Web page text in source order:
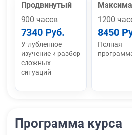
Продвинутый
900 часов
7340 Руб.
Углубленное
изучение и разбор
сложных
ситуаций
1200
8450
Полная
Программа курса